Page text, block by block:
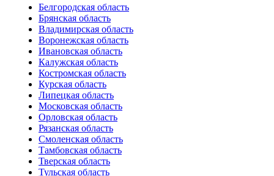
Белгородская область
Брянская область
Владимирская область
Воронежская область
Ивановская область
Калужская область
Костромская область
Курская область
Липецкая область
Московская область
Орловская область
Рязанская область
Смоленская область
Тамбовская область
Тверская область
Тульская область